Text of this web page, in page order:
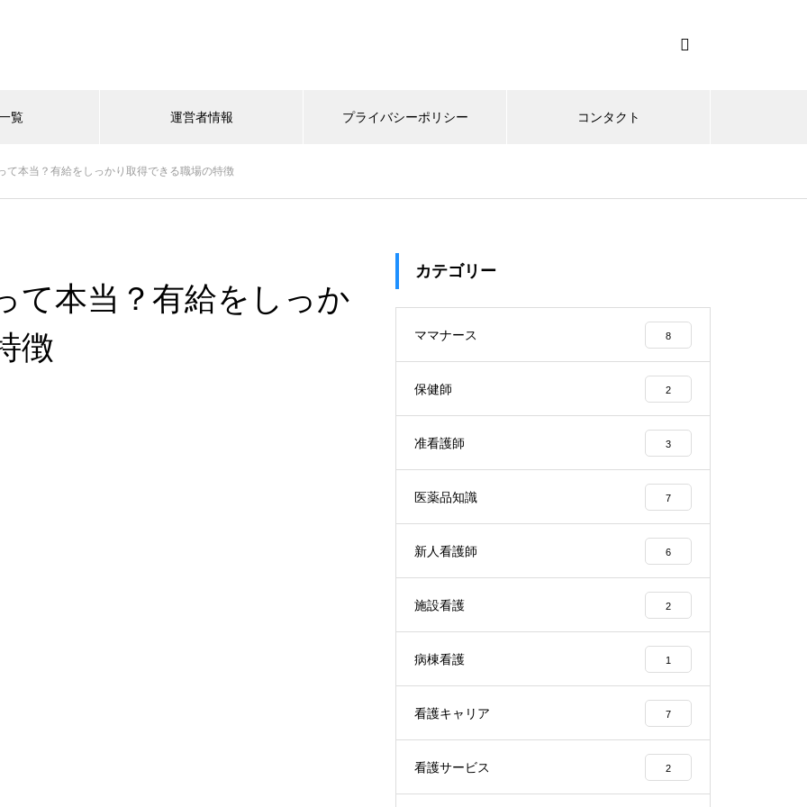
覧 運営者情報 プライバシーポリシー コンタクト
て本当？有給をしっかり取得できる職場の特徴
て本当？有給をしっか
徴
カテゴリー
ママナース 8
保健師 2
准看護師 3
医薬品知識 7
新人看護師 6
施設看護 2
病棟看護 1
看護キャリア 7
看護サービス 2